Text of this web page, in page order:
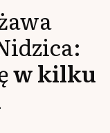
:
w kilku